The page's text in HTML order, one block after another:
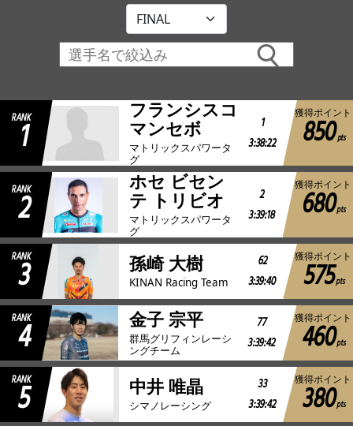
加盟・登録
エントリー
JBCF ROAD SERIESとは
RANK
1
フランシスコ
マンセボ
マトリックスパワータ
グ
1
3:38:22
獲得ポイント
850 pts
RANK
2
ホセ ビセン
テ トリビオ
マトリックスパワータ
グ
2
3:39:18
獲得ポイント
680pts
RANK
3 孫崎 大樹
KINAN Racing Team
62
3:39:40
獲得ポイント
575pts
RANK
4 金子 宗平
群馬グリフィンレーシ
ングチーム
77
3:39:42
獲得ポイント
460pts
RANK
5 中井 唯晶
シマノレーシング
33
3:39:42
獲得ポイント
380pts